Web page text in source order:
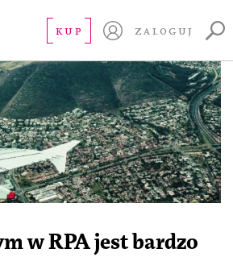
KUP ZALOGUJ
w RPA jest bardzo